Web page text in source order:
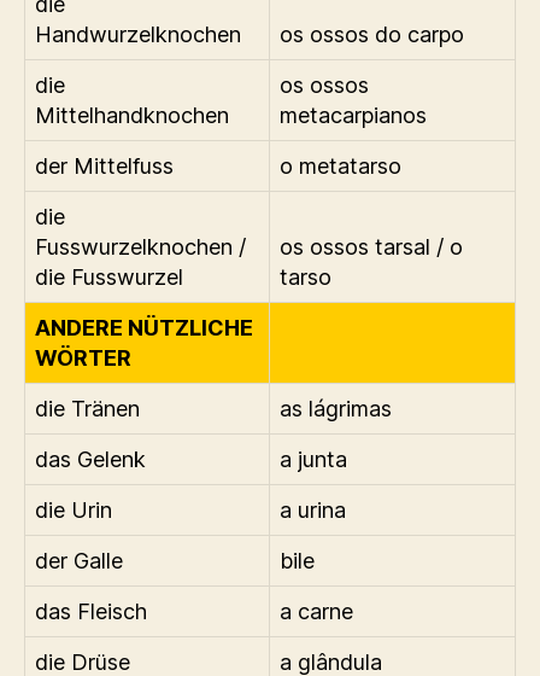
Handwurzelknochen
os ossos do carpo
die
Mittelhandknochen
os ossos
metacarpianos
der Mittelfuss
o metatarso
die
Fusswurzelknochen /
die Fusswurzel
os ossos tarsal / o
tarso
ANDERE NÜTZLICHE
WÖRTER
die Tränen
as lágrimas
das Gelenk
a junta
die Urin
a urina
der Galle
bile
das Fleisch
a carne
die Drüse
a glândula